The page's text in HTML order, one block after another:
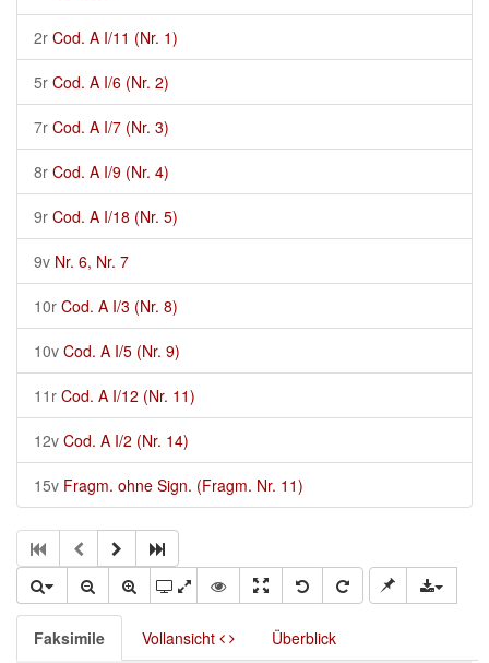
2r Cod. A I/11 (Nr. 1)
5r Cod. A I/6 (Nr. 2)
7r Cod. A I/7 (Nr. 3)
8r Cod. A I/9 (Nr. 4)
9r Cod. A I/18 (Nr. 5)
9v Nr. 6, Nr. 7
10r Cod. A I/3 (Nr. 8)
10v Cod. A I/5 (Nr. 9)
11r Cod. A I/12 (Nr. 11)
12v Cod. A I/2 (Nr. 14)
15v Fragm. ohne Sign. (Fragm. Nr. 11)
Faksimile Vollansicht Überblick